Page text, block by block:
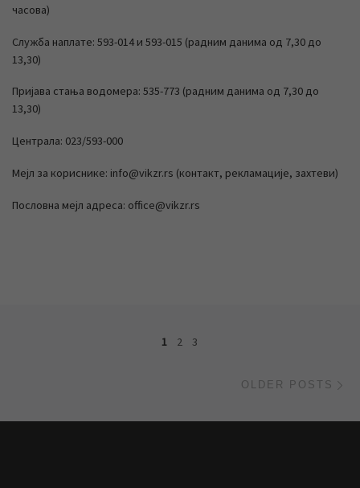
часова)
Служба наплате: 593-014 и 593-015 (радним данима од 7,30 до
13,30)
Пријава стања водомера: 535-773 (радним данима од 7,30 до
13,30)
Централа: 023/593-000
Мејл за кориснике: info@vikzr.rs (контакт, рекламације, захтеви)
Пословна мејл адреса: office@vikzr.rs
Posts navigation
1 2 3
OLDER POSTS